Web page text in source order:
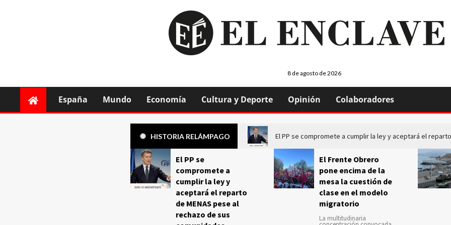
8 de agosto de 2026
España Mundo Economía Cultura y Deporte Opinión Colaboradores
HISTORIA RELÁMPAGO El PP se compromete a cumplir la ley y aceptará el
El PP se
compromete a
cumplir la ley y
aceptará el reparto
de MENAS pese al
rechazo de sus
El Frente Obrero
pone encima de la
mesa la cuestión de
clase en el modelo
migratorio
La multitudinaria